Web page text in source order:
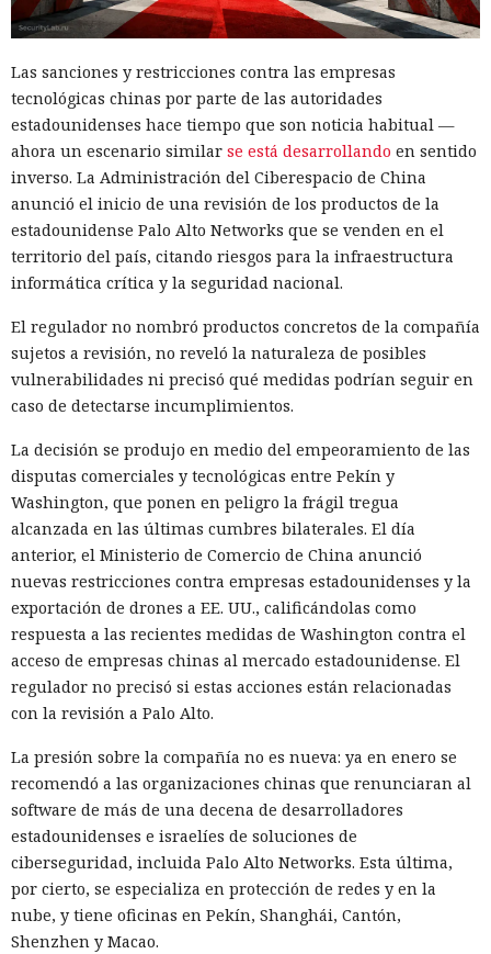
Las sanciones y restricciones contra las empresas
tecnológicas chinas por parte de las autoridades
estadounidenses hace tiempo que son noticia habitual —
ahora un escenario similar se está desarrollando en sentido
inverso. La Administración del Ciberespacio de China
anunció el inicio de una revisión de los productos de la
estadounidense Palo Alto Networks que se venden en el
territorio del país, citando riesgos para la infraestructura
informática crítica y la seguridad nacional.
El regulador no nombró productos concretos de la compañía
sujetos a revisión, no reveló la naturaleza de posibles
vulnerabilidades ni precisó qué medidas podrían seguir en
caso de detectarse incumplimientos.
La decisión se produjo en medio del empeoramiento de las
disputas comerciales y tecnológicas entre Pekín y
Washington, que ponen en peligro la frágil tregua
alcanzada en las últimas cumbres bilaterales. El día
anterior, el Ministerio de Comercio de China anunció
nuevas restricciones contra empresas estadounidenses y la
exportación de drones a EE. UU., calificándolas como
respuesta a las recientes medidas de Washington contra el
acceso de empresas chinas al mercado estadounidense. El
regulador no precisó si estas acciones están relacionadas
con la revisión a Palo Alto.
La presión sobre la compañía no es nueva: ya en enero se
recomendó a las organizaciones chinas que renunciaran al
software de más de una decena de desarrolladores
estadounidenses e israelíes de soluciones de
ciberseguridad, incluida Palo Alto Networks. Esta última,
por cierto, se especializa en protección de redes y en la
nube, y tiene oficinas en Pekín, Shanghái, Cantón,
Shenzhen y Macao.